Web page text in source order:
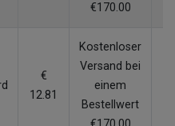
€170.00
€
12.81
Kostenloser
Versand bei
einem
Bestellwert